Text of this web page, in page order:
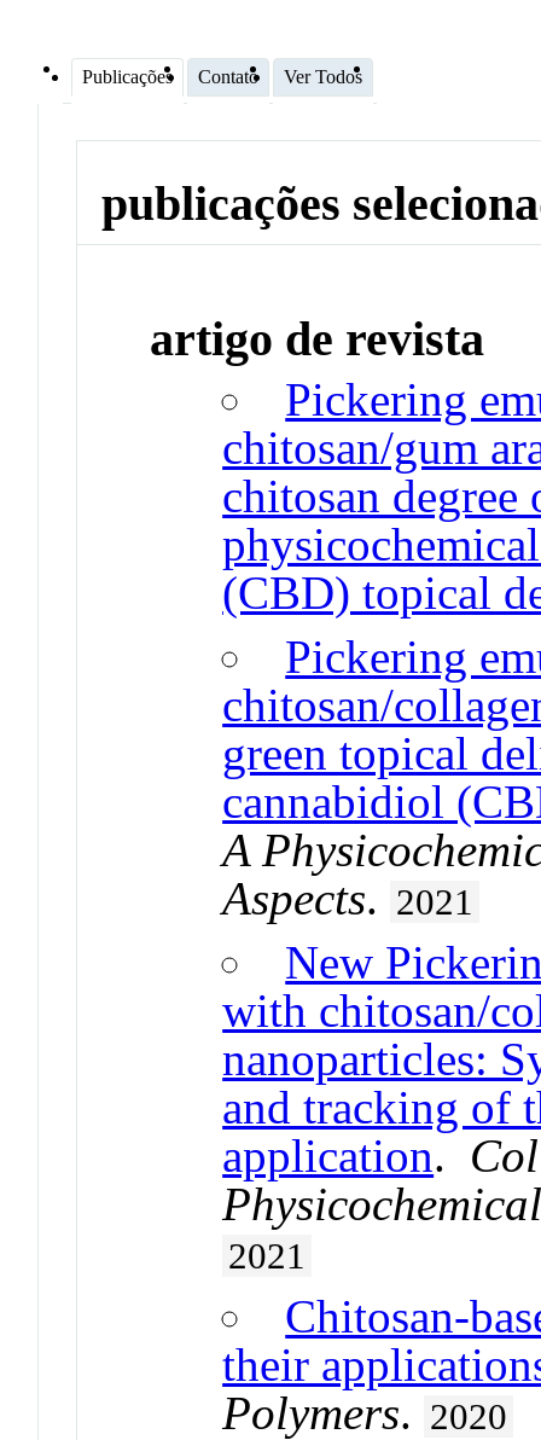
Publicações Contato Ver Todos
publicações
artigo de revista
Pickering
chitosan/gum
chitosan
(CBD) topical
Pickering
chitosan/
green topical
cannabidiol
A
Aspects. 2021
New
with chitosan/
nanoparticles:
and tracking of
application.
2021
Chitosan-
their
Polymers. 2020